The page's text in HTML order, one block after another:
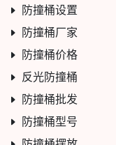
防撞桶设置
防撞桶厂家
防撞桶价格
反光防撞桶
防撞桶批发
防撞桶型号